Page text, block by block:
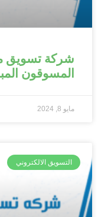
شركة تسويق
المسوقون
مايو 8, 2024
التسويق الالكتروني